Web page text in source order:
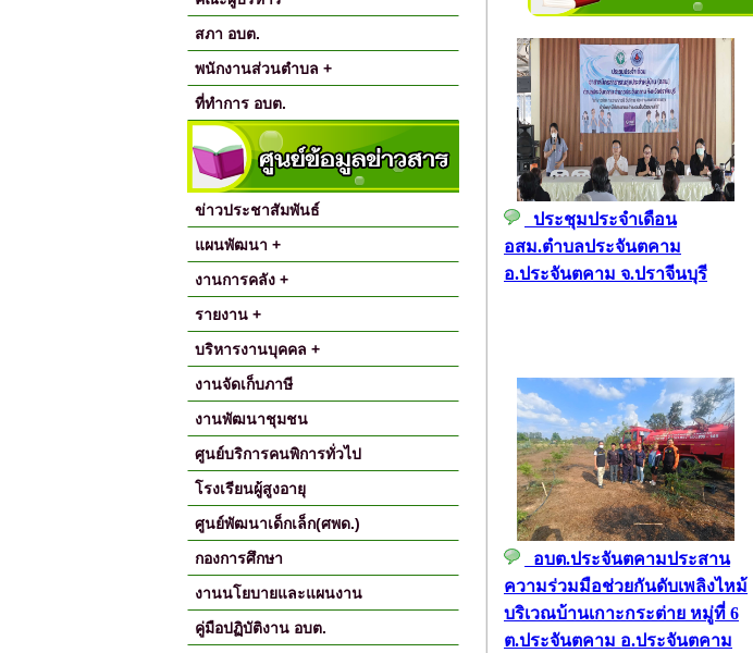
สภา อบต.
พนักงานส่วนตำบล +
ที่ทำการ อบต.
ข่าวประชาสัมพันธ์
แผนพัฒนา +
งานการคลัง +
รายงาน +
บริหารงานบุคคล +
งานจัดเก็บภาษี
งานพัฒนาชุมชน
ศูนย์บริการคนพิการทั่วไป
โรงเรียนผู้สูงอายุ
ศูนย์พัฒนาเด็กเล็ก(ศพด.)
กองการศึกษา
งานนโยบายและแผนงาน
คู่มือปฏิบัติงาน อบต.
ประชุมประจำเดือน
อสม.ตำบลประจันตคาม
อ.ประจันตคาม จ.ปราจีนบุรี
อบต.ประจันตคามประสาน
ความร่วมมือช่วยกันดับเพลิงไหม้
บริเวณบ้านเกาะกระต่าย หมู่ที่ 6
ต.ประจันตคาม อ.ประจันตคาม